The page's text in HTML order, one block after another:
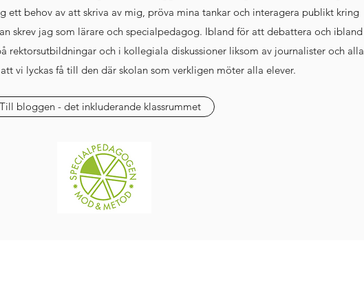
ett behov av att skriva av mig, pröva mina tankar och interagera publikt kring
skrev jag som lärare och specialpedagog. Ibland för att debattera och ibland
rektorsutbildningar och i kollegiala diskussioner liksom av journalister och alla
vi lyckas få till den där skolan som verkligen möter alla elever.
Till bloggen - det inkluderande klassrummet